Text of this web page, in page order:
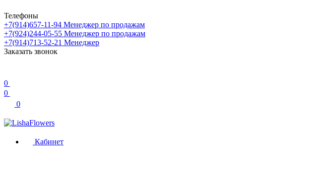
Телефоны
+7(914)657-11-94 Менеджер по продажам
+7(924)244-05-55 Менеджер по продажам
+7(914)713-52-21 Менеджер
Заказать звонок
0
0
0
Кабинет